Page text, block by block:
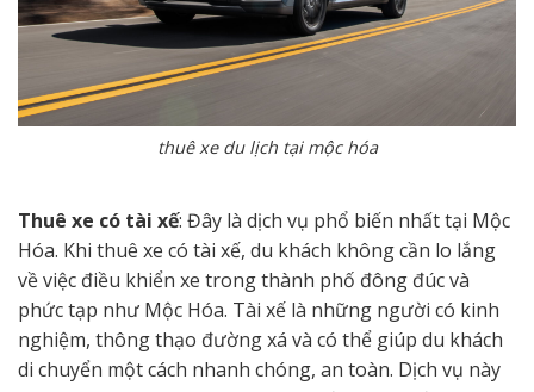
thuê xe du lịch tại mộc hóa
Thuê xe có tài xế: Đây là dịch vụ phổ biến nhất tại Mộc
Hóa. Khi thuê xe có tài xế, du khách không cần lo lắng
về việc điều khiển xe trong thành phố đông đúc và
phức tạp như Mộc Hóa. Tài xế là những người có kinh
nghiệm, thông thạo đường xá và có thể giúp du khách
di chuyển một cách nhanh chóng, an toàn. Dịch vụ này